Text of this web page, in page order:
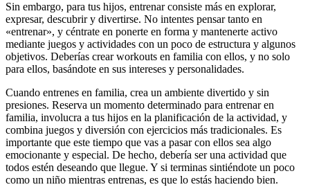
Sin embargo, para tus hijos, entrenar consiste más en explorar,
expresar, descubrir y divertirse. No intentes pensar tanto en
«entrenar», y céntrate en ponerte en forma y mantenerte activo
mediante juegos y actividades con un poco de estructura y algunos
objetivos. Deberías crear workouts en familia con ellos, y no solo
para ellos, basándote en sus intereses y personalidades.
Cuando entrenes en familia, crea un ambiente divertido y sin
presiones. Reserva un momento determinado para entrenar en
familia, involucra a tus hijos en la planificación de la actividad, y
combina juegos y diversión con ejercicios más tradicionales. Es
importante que este tiempo que vas a pasar con ellos sea algo
emocionante y especial. De hecho, debería ser una actividad que
todos estén deseando que llegue. Y si terminas sintiéndote un poco
como un niño mientras entrenas, es que lo estás haciendo bien.